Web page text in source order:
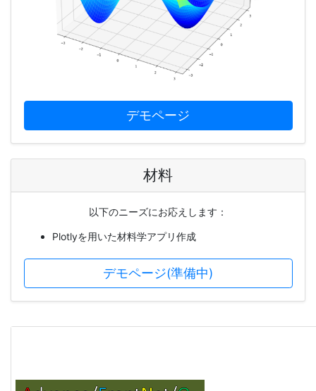
デモページ
材料
以下のニーズにお応えします：
Plotlyを用いた材料学アプリ作成
デモページ(準備中)